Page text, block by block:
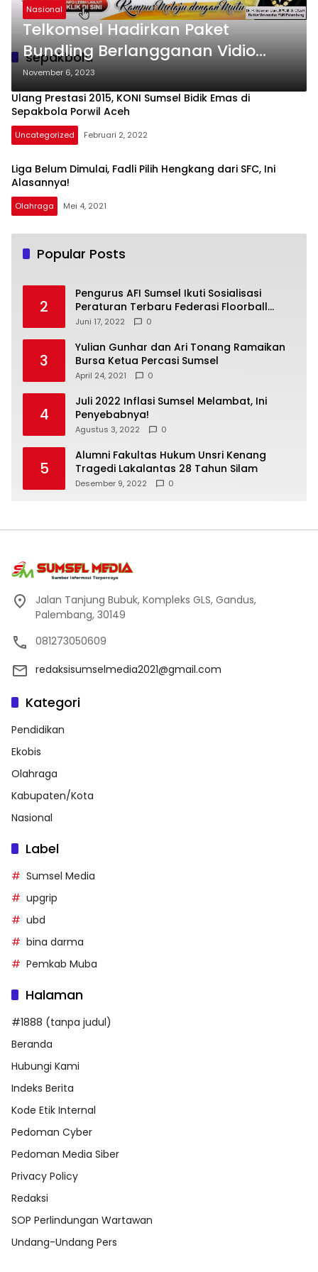
sepakbola
Nasional
Telkomsel Hadirkan Paket
Bundling Berlangganan Vidio
untuk Tonton Keseruan
Pertandingan FIFA U-17 World
Cup Indonesia 2023 Dengan
Bonus Kuota Nonton 1 GB
November 6, 2023
Ulang Prestasi 2015, KONI Sumsel Bidik Emas di
Sepakbola Porwil Aceh
Uncategorized Februari 2, 2022
Liga Belum Dimulai, Fadli Pilih Hengkang dari SFC, Ini
Alasannya!
Olahraga Mei 4, 2021
Popular Posts
2
Pengurus AFI Sumsel Ikuti Sosialisasi
Peraturan Terbaru Federasi Floorball
Internasional
Juni 17, 2022 0
3
Yulian Gunhar dan Ari Tonang Ramaikan
Bursa Ketua Percasi Sumsel
April 24, 2021 0
4
Juli 2022 Inflasi Sumsel Melambat, Ini
Penyebabnya!
Agustus 3, 2022 0
5
Alumni Fakultas Hukum Unsri Kenang
Tragedi Lakalantas 28 Tahun Silam
Desember 9, 2022 0
Jalan Tanjung Bubuk, Kompleks GLS, Gandus,
Palembang, 30149
081273050609
redaksisumselmedia2021@gmail.com
Kategori
Pendidikan
Ekobis
Olahraga
Kabupaten/Kota
Nasional
Label
Sumsel Media
upgrip
ubd
bina darma
Pemkab Muba
Halaman
#1888 (tanpa judul)
Beranda
Hubungi Kami
Indeks Berita
Kode Etik Internal
Pedoman Cyber
Pedoman Media Siber
Privacy Policy
Redaksi
SOP Perlindungan Wartawan
Undang-Undang Pers